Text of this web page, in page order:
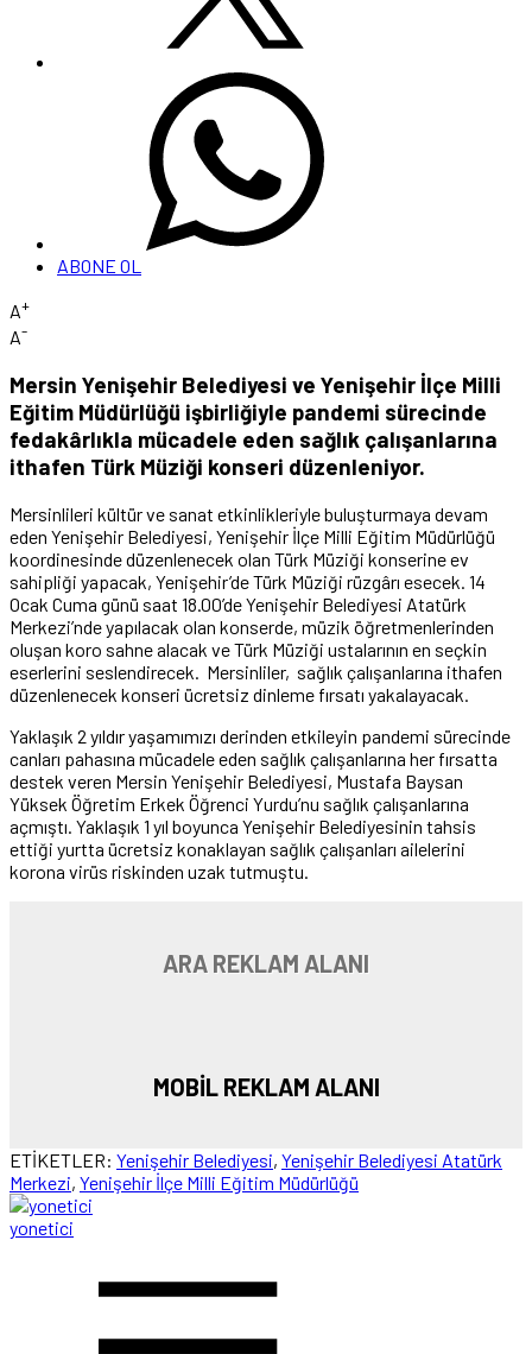
ABONE OL
A+
A-
Mersin Yenişehir Belediyesi ve Yenişehir İlçe Milli
Eğitim Müdürlüğü işbirliğiyle pandemi sürecinde
fedakârlıkla mücadele eden sağlık çalışanlarına
ithafen Türk Müziği konseri düzenleniyor.
Mersinlileri kültür ve sanat etkinlikleriyle buluşturmaya devam
eden Yenişehir Belediyesi, Yenişehir İlçe Milli Eğitim Müdürlüğü
koordinesinde düzenlenecek olan Türk Müziği konserine ev
sahipliği yapacak, Yenişehir’de Türk Müziği rüzgârı esecek. 14
Ocak Cuma günü saat 18.00’de Yenişehir Belediyesi Atatürk
Merkezi’nde yapılacak olan konserde, müzik öğretmenlerinden
oluşan koro sahne alacak ve Türk Müziği ustalarının en seçkin
eserlerini seslendirecek. Mersinliler, sağlık çalışanlarına ithafen
düzenlenecek konseri ücretsiz dinleme fırsatı yakalayacak.
Yaklaşık 2 yıldır yaşamımızı derinden etkileyin pandemi sürecinde
canları pahasına mücadele eden sağlık çalışanlarına her fırsatta
destek veren Mersin Yenişehir Belediyesi, Mustafa Baysan
Yüksek Öğretim Erkek Öğrenci Yurdu’nu sağlık çalışanlarına
açmıştı. Yaklaşık 1 yıl boyunca Yenişehir Belediyesinin tahsis
ettiği yurtta ücretsiz konaklayan sağlık çalışanları ailelerini
korona virüs riskinden uzak tutmuştu.
ARA REKLAM ALANI
MOBİL REKLAM ALANI
ETİKETLER: Yenişehir Belediyesi, Yenişehir Belediyesi Atatürk
Merkezi, Yenişehir İlçe Milli Eğitim Müdürlüğü
yonetici